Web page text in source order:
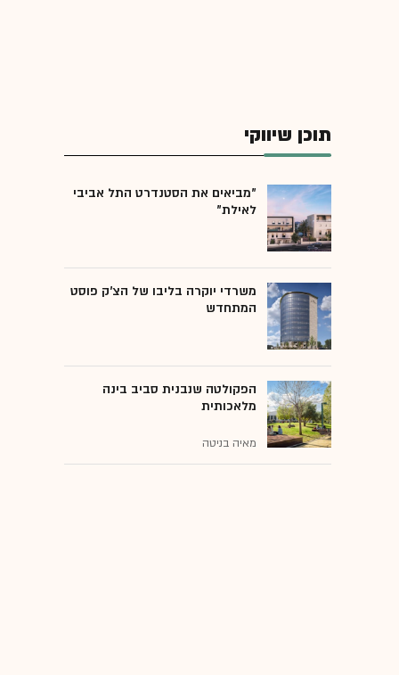
תוכן שיווקי
"מביאים את הסטנדרט התל אביבי
לאילת"
משרדי יוקרה בליבו של הצ'ק פוסט
המתחדש
הפקולטה שנבנית סביב בינה
מלאכותית
מאיה בניטה